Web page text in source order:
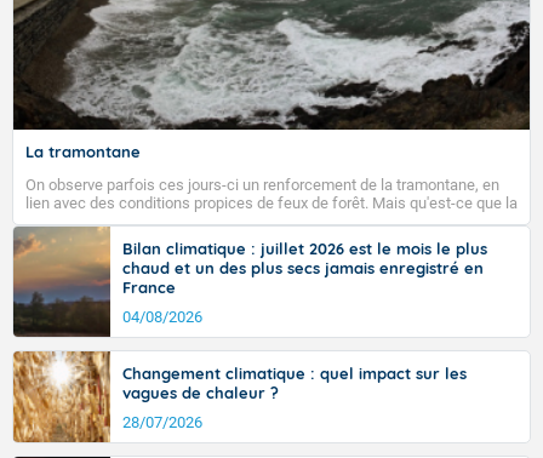
La tramontane
On observe parfois ces jours-ci un renforcement de la tramontane, en
lien avec des conditions propices de feux de forêt. Mais qu'est-ce que la
tramontane ? Quelles sont ses caractéristiques ? La tramontane est un
vent turbulent soufflant de secteur nord-ouest à nord, ou ouest à nord-
ouest, dans un secteur qui part du Roussillon à la vallée de l’Aude et à
l’ouest de l’Hérault. L’étymologie de ce vent vient du latin trasmontanus,
signifiant au-delà des monts, en allusion aux régions montagneuses
d’où provient ce vent.
Bilan climatique : juillet 2026 est le mois le plus
chaud et un des plus secs jamais enregistré en
France
04/08/2026
Changement climatique : quel impact sur les
vagues de chaleur ?
28/07/2026